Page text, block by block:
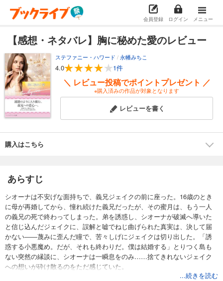
会員登録 ログイン メニュー
【感想・ネタバレ】胸に秘めた愛のレビュー
ステファニー・ハワード /永幡みちこ
4.0 1件
＼ レビュー投稿でポイントプレゼント ／
※購入済みの作品が対象となります
レビューを書く
購入はこちら
あらすじ
シオーナは不安げな面持ちで、義兄ジェイクの前に座った。16歳のとき
に母が再婚してから、憧れ続けた義兄だったが、その蜜月は、もう一人
の義兄の死で終わってしまった。弟を誘惑し、シオーナが破滅へ導いた
と信じ込んだジェイクに、誤解と嘘でねじ曲げられた真実は、決して届
かない――蔑みに歪んだ瞳で、苦々しげにジェイクは切り出した。「誘
惑する小悪魔め。だが、それも終わりだ。僕は結婚する」とりつく島も
ない突然の縁談に、シオーナは一瞬息をのみ……捨てきれないジェイク
への想いが砕け散るのをただ感じていた。
...続きを読む